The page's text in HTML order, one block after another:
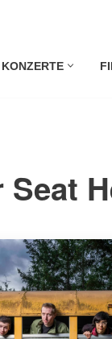
KONZERTE
Seat